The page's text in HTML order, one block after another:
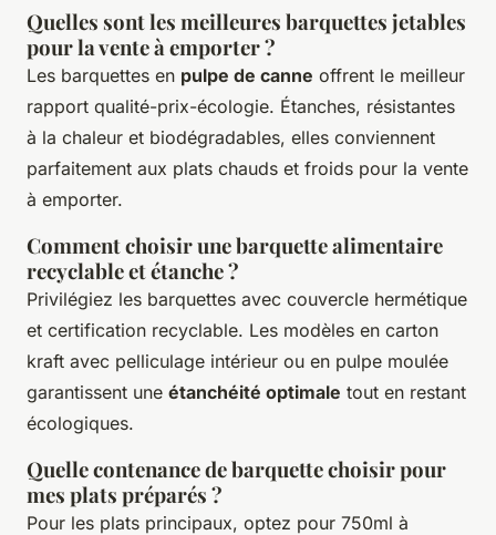
Quelles sont les meilleures barquettes jetables
pour la vente à emporter ?
Les barquettes en pulpe de canne offrent le meilleur
rapport qualité-prix-écologie. Étanches, résistantes
à la chaleur et biodégradables, elles conviennent
parfaitement aux plats chauds et froids pour la vente
à emporter.
Comment choisir une barquette alimentaire
recyclable et étanche ?
Privilégiez les barquettes avec couvercle hermétique
et certification recyclable. Les modèles en carton
kraft avec pelliculage intérieur ou en pulpe moulée
garantissent une étanchéité optimale tout en restant
écologiques.
Quelle contenance de barquette choisir pour
mes plats préparés ?
Pour les plats principaux, optez pour 750ml à